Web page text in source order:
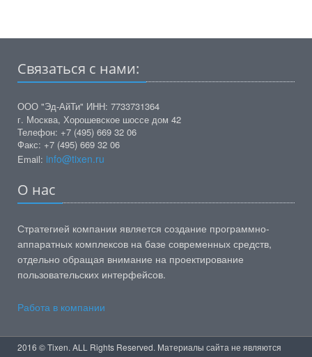
Связаться с нами:
ООО "Эд-АйТи" ИНН: 7733731364
г. Москва, Хорошевское шоссе дом 42
Телефон: +7 (495) 669 32 06
Факс: +7 (495) 669 32 06
Email: info@tixen.ru
О нас
Стратегией компании является создание программно-
аппаратных комплексов на базе современных средств,
отдельно обращая внимание на проектирование
пользовательских интерфейсов.
Работа в компании
2016 © Tixen. ALL Rights Reserved. Материалы сайта не являются